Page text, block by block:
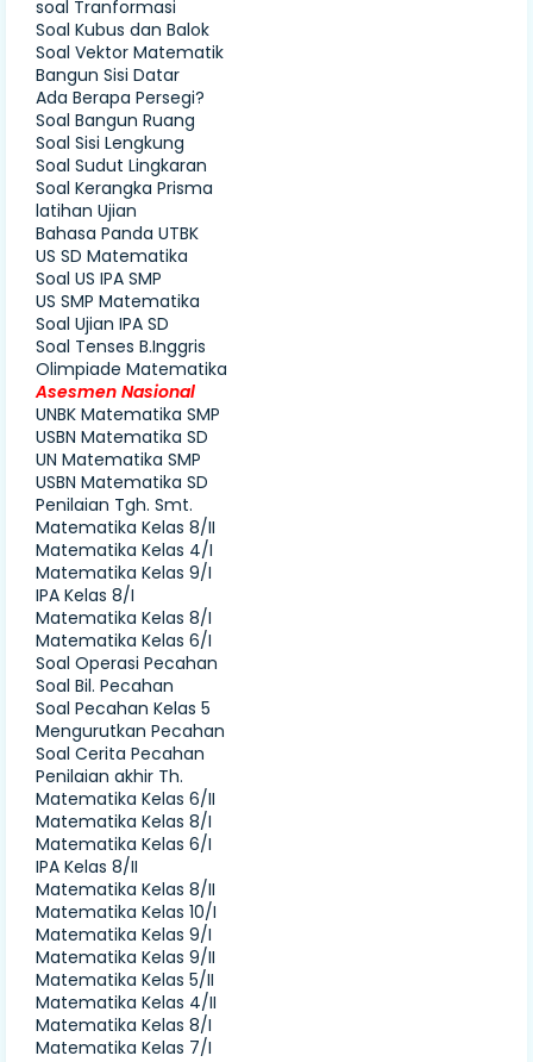
soal Tranformasi
Soal Kubus dan Balok
Soal Vektor Matematik
Bangun Sisi Datar
Ada Berapa Persegi?
Soal Bangun Ruang
Soal Sisi Lengkung
Soal Sudut Lingkaran
Soal Kerangka Prisma
latihan Ujian
Bahasa Panda UTBK
US SD Matematika
Soal US IPA SMP
US SMP Matematika
Soal Ujian IPA SD
Soal Tenses B.Inggris
Olimpiade Matematika
Asesmen Nasional
UNBK Matematika SMP
USBN Matematika SD
UN Matematika SMP
USBN Matematika SD
Penilaian Tgh. Smt.
Matematika Kelas 8/II
Matematika Kelas 4/I
Matematika Kelas 9/I
IPA Kelas 8/I
Matematika Kelas 8/I
Matematika Kelas 6/I
Soal Operasi Pecahan
Soal Bil. Pecahan
Soal Pecahan Kelas 5
Mengurutkan Pecahan
Soal Cerita Pecahan
Penilaian akhir Th.
Matematika Kelas 6/II
Matematika Kelas 8/I
Matematika Kelas 6/I
IPA Kelas 8/II
Matematika Kelas 8/II
Matematika Kelas 10/I
Matematika Kelas 9/I
Matematika Kelas 9/II
Matematika Kelas 5/II
Matematika Kelas 4/II
Matematika Kelas 8/I
Matematika Kelas 7/I